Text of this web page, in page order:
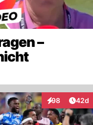
–
98
Interaktionen
42d